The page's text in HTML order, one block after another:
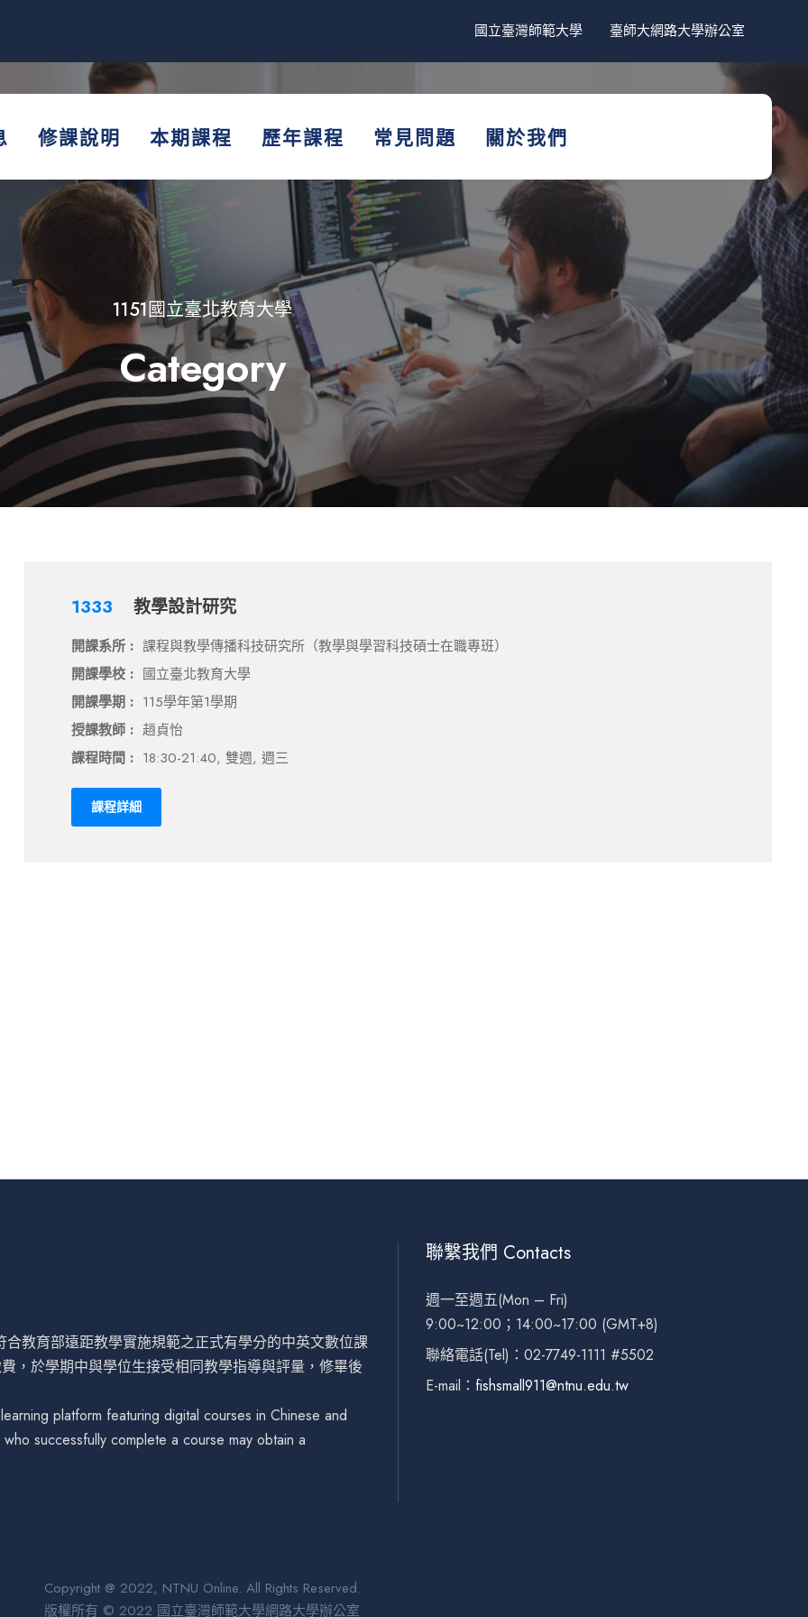
國立臺灣師範大學 臺師大網路大學辦公室
修課說明 本期課程 歷年課程 常見問題 關於我們
1151國立臺北教育大學
Category
1333 教學設計研究
開課系所 : 課程與教學傳播科技研究所（教學與學習科技碩士在職專班）
開課學校 : 國立臺北教育大學
開課學期 : 115學年第1學期
授課教師 : 趙貞怡
課程時間 : 18:30-21:40, 雙週, 週三
課程詳細
教育部遠距教學實施規範之正式有學分的中英文數位課
，於學期中與學位生接受相同教學指導與評量，修畢後
platform featuring digital courses in Chinese and
successfully complete a course may obtain a
聯繫我們 Contacts
週一至週五(Mon – Fri)
9:00~12:00；14:00~17:00 (GMT+8)
聯絡電話(Tel)：02-7749-1111 #5502
E-mail： fishsmall911@ntnu.edu.tw
Copyright @ 2022, NTNU Online. All Rights Reserved.
版權所有 © 2022 國立臺灣師範大學網路大學辦公室